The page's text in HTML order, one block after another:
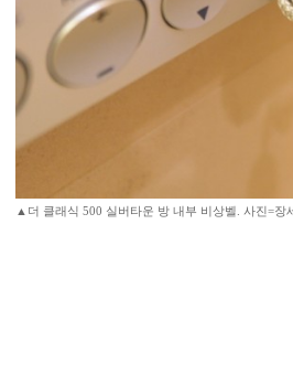
▲더 클래식 500 실버타운 방 내부 비상벨. 사진=장